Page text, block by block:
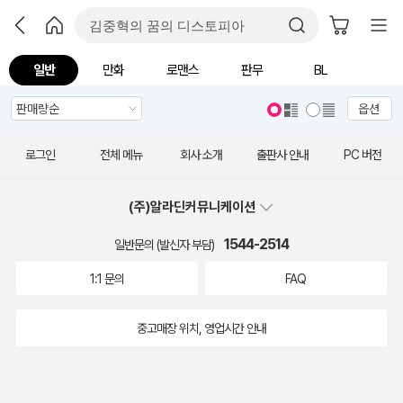
일반 만화 로맨스 판무 BL
옵션
로그인 전체 메뉴 회사 소개 출판사 안내 PC 버전
(주)알라딘커뮤니케이션
일반문의 (발신자 부담) 1544-2514
1:1 문의 FAQ
중고매장 위치, 영업시간 안내